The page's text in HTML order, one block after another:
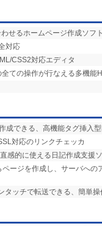
せるホームページ作成ソフト
対応
CSS2対応エディタ
ての操作が行なえる多機能
成できる、高機能タグ挿入
対応のリンクチェッカ
感的に使える日記作成支援
ージを作成し、サーバへの
タッチで転送できる、簡単